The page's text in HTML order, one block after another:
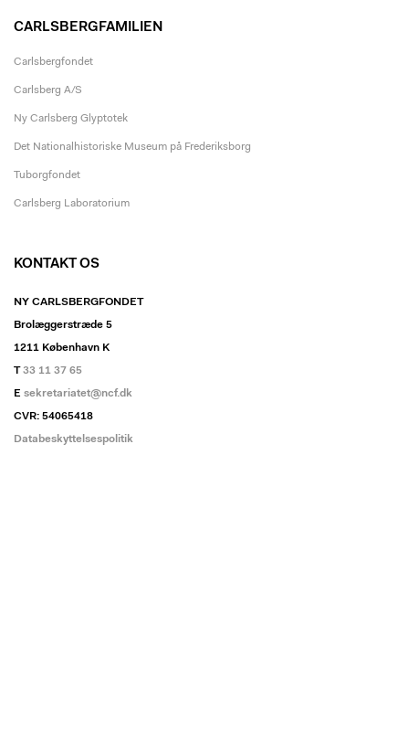
CARLSBERGFAMILIEN
Carlsbergfondet
Carlsberg A/S
Ny Carlsberg Glyptotek
Det Nationalhistoriske Museum på Frederiksborg
Tuborgfondet
Carlsberg Laboratorium
KONTAKT OS
NY CARLSBERGFONDET
Brolæggerstræde 5
1211 København K
T33 11 37 65
E sekretariatet@ncf.dk
CVR: 54065418
Databeskyttelsespolitik